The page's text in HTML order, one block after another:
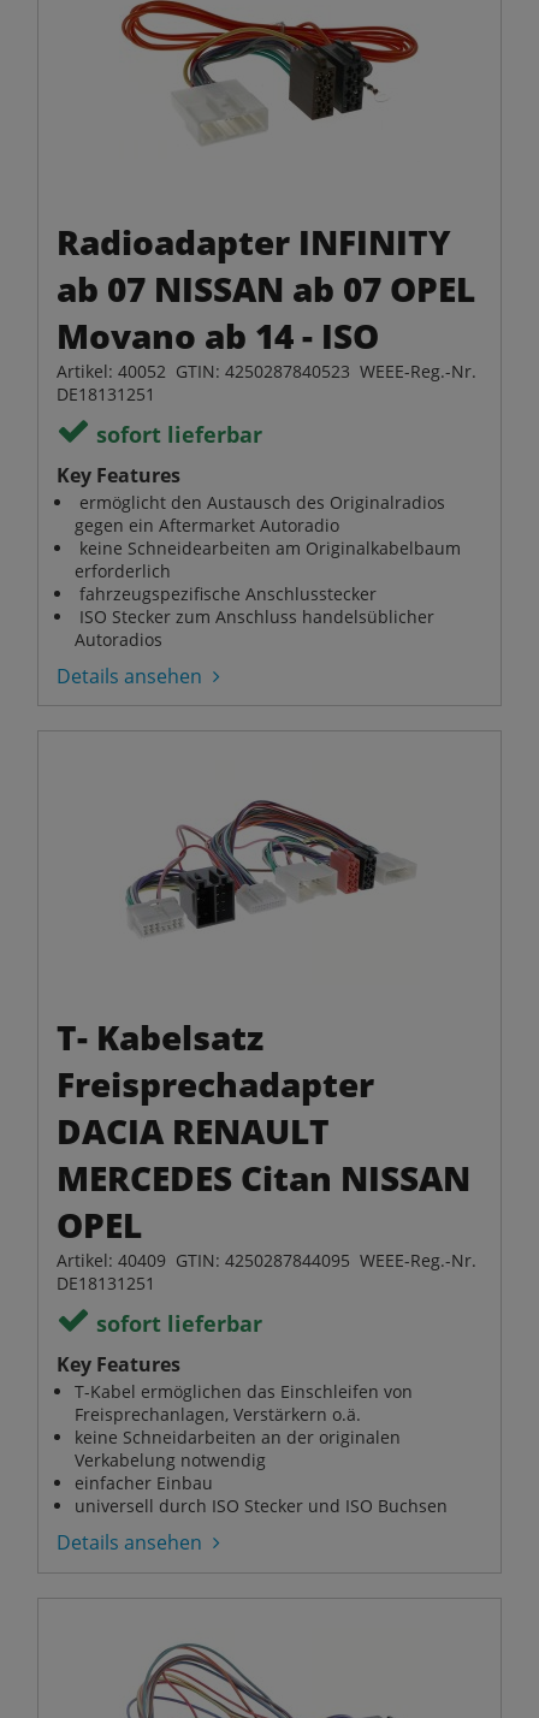
Radioadapter INFINITY
ab 07 NISSAN ab 07 OPEL
Movano ab 14 - ISO
Artikel: 40052 GTIN: 4250287840523 WEEE-Reg.-Nr.
DE18131251
sofort lieferbar
Key Features
ermöglicht den Austausch des Originalradios
gegen ein Aftermarket Autoradio
keine Schneidearbeiten am Originalkabelbaum
erforderlich
fahrzeugspezifische Anschlusstecker
ISO Stecker zum Anschluss handelsüblicher
Autoradios
Details ansehen
T- Kabelsatz
Freisprechadapter
DACIA RENAULT
MERCEDES Citan NISSAN
OPEL
Artikel: 40409 GTIN: 4250287844095 WEEE-Reg.-Nr.
DE18131251
sofort lieferbar
Key Features
T-Kabel ermöglichen das Einschleifen von
Freisprechanlagen, Verstärkern o.ä.
keine Schneidarbeiten an der originalen
Verkabelung notwendig
einfacher Einbau
universell durch ISO Stecker und ISO Buchsen
Details ansehen